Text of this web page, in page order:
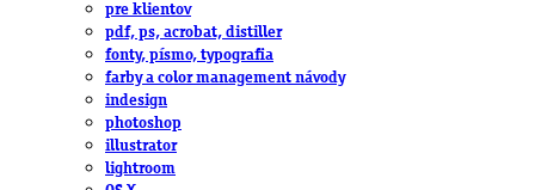
pre klientov
pdf, ps, acrobat, distiller
fonty, písmo, typografia
farby a color management návody
indesign
photoshop
illustrator
lightroom